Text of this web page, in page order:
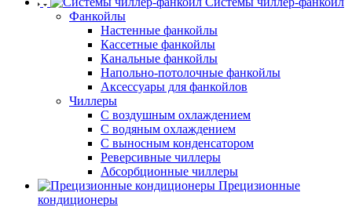
Фанкойлы
Настенные фанкойлы
Кассетные фанкойлы
Канальные фанкойлы
Напольно-потолочные фанкойлы
Аксессуары для фанкойлов
Чиллеры
С воздушным охлаждением
С водяным охлаждением
С выносным конденсатором
Реверсивные чиллеры
Абсорбционные чиллеры
Прецизионные
кондиционеры